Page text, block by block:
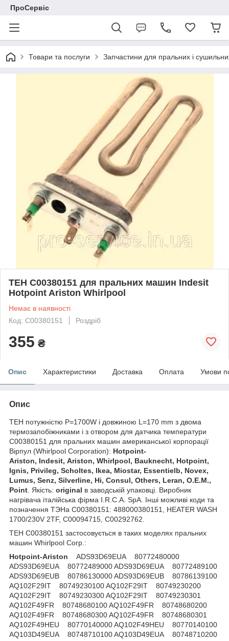
ПроСервіс
Товари та послуги Запчастини для пральних і
ТЕН C00380151 для пральних машин Indesit
Hotpoint Ariston Whirlpool
Немає в наявності
Код: C00380151
Роздріб
355 ₴
Опис Характеристики Доставка Оплата Умови
Опис
ТЕН потужністю P=1700W і довжиною L=170 mm з двома
термозапобіжниками і з отвором для датчика температури
C00380151 для пральних машин американської корпорації
Вірпул (Whirlpool Corporation): Hotpoint-
Ariston, Indesit, Ariston, Whirlpool, Bauknecht, Hotpoint,
Ignis, Privileg, Scholtes, Ikea, Miostar, Essentielb, Novex,
Lumus, Senz, Silverline, Hi, Consul, Others, Leran, O.E.M.,
Point . Якість: original в заводській упаковці. Виробник
нагрівача італійська фірма I.R.C.A. SpA. Інші можливі коди та
позначення ТЭНа C00380151: 488000380151, HEATER WASH
1700/230V 2TF, C00094715, C00292762.
ТЕН C00380151 застосовується в таких моделях пральних
машин Whirlpool Corp.:
Hotpoint-Ariston ADS93D69EUA 80772480000 ADS93D69EUA 80772489000 ADS93D69EUA 80772489100 ADS93D69EUB 80786130000 ADS93D69EUB 80786139100 AQ102F29IT 80749230100 AQ102F29IT 80749230200 AQ102F29IT 80749230300 AQ102F29IT 80749230301 AQ102F49FR 80748680100 AQ102F49FR 80748680200 AQ102F49FR 80748680300 AQ102F49FR 80748680301 AQ102F49HEU 80770140000 AQ102F49HEU 80770140100 AQ103D49EUA 80748710100 AQ103D49EUA 80748710200 AQ103D49EUB 80749350000 AQ103D49EUB 80749350100 AQ103D49EUB 80749350200 AQ103D49FR 80766640100 AQ103F49FR 769990838765 AQ103F49FR 80838760000 AQ103F49FR 80838760001 AQ103F49FR 80838760095 AQ103F49FR 80838760097 AQ103F69CEU 80776660100 AQ103F69EU 80766690100 AQ104D497SDEUBN 769991622981 AQ104D497SDEUBN 769991622982 AQ104D497SDEUBN 769991639091 AQ104D497SDEUBN 769991639092 AQ104D49EUB 769990786807 AQ104D49EUB 80786800000 AQ104D49EUB 80786800001 AQ104D49EUB 80786800002 AQ104D49EUB 80786800095 AQ104D49EUB 80786800097 AQ104F29EU 80858290100 AQ105D49DEUA 80808830100 AQ105D49DEUB 769990803511 AQ105D49DEUB 80803510000 AQ105D49DEUB 80803510300 AQ105D49DEUB 80803510301 AQ105D49DEUB 80803510400 AQ105D49DEUB 80803510495 AQ105D49DEUB 80803510500 AQ105D49DEUB 80803510597 AQ105D49DFR 80803530001 AQ105D69DEUA 80858380100 AQ105F29DIT 80827940000 AQ105F29DIT 80827940095 AQ106D49DIT 80892980100 AQ107D49DIT 61017450000 AQ107D49DIT 61017450097 AQ107D49DIT 769991017453 AQ107D49DIT 769991017454 AQ107D49DIT 769991017455 AQ111D49CIS 24829670000 AQ113D69EHA 80803500000 AQ113D69EUA 769990748721 AQ113D69EUA 769990748722 AQ113D69EUA 80748720100 AQ113D69EUA 80748720200 AQ113D69EUA 80748720300 AQ113D69EUA 80748720400 AQ113D69EUA 80748720495 AQ113D69EUA 80748720497 AQ113D69FR 769990766658 AQ113D69FR 769990766659 AQ113D69FR 80766650000 AQ113D69FR 80766650100 AQ113D69FR 80766650200 AQ113D69FR 80766650295 AQ113D69FR 80766650297 AQ114D497SDEUN 769991621521 AQ114D497SDEUN 769991621522 AQ114D497SDEUN 769991621523 AQ114D69DEUA 769990801666 AQ114D69DEUA 769990801667 AQ114D69DEUA 80801660000 AQ114D69DEUA 80801660095 AQ114D69DEUA 80801660097 AQ114D69DFR 80803520000 AQ114D69DIT 80827930000 AQ114D69DIT 80827930095 AQ116D49DIT 61017460000 AQ116D49DIT 61017460097 AQ116D49DIT 769991017463 AQ116D49DIT 769991017464 AQ116D49DIT 769991017465 AQ116D68SDEN 769991620271 AQ116D68SDEN 769991620272 AQ6D29UEUB 80621200000 AQ6L09UEU 80621180000 AQ70F05CIS 24770710000 AQ70F05ICIS 24770720000 AQ70L05CIS 24770730000 AQ72D09CIS 24770700000 AQ72D09CIS 24770700001 AQ72F49FR 61021940000 AQ72L09SEU 80830030000 AQ72L09SEU 80830030095 AQ73F49EU 80785160000 AQ73F49EU 80785160001 AQ7D297URU 80676090000 AQ7D29UCISL 24729780000 AQ7D29UCISL 24729780500 AQ7D29UCISL 24729780600 AQ7D29UEU1B 80621090100 AQ7D29UEU1B 80621090200 AQ7D29UEU1B 80621090300 AQ7D29UEU1B 80621098700 AQ7D29UEU1B 80621098701 AQ7D29UEU1B 80621098801 AQ7D49UCISL 24734540500 AQ7F057URU 80679310000 AQ7F05ICISL 24731160000 AQ7F05ICISL 24731160500 AQ7F05ICISL 24731160600 AQ7F05UCISL 24731150000 AQ7F05UCISL 24731150500 AQ7F05UCISL 24731150600 AQ7F05UCSI1 80621440100 AQ7F097URU 80672620000 AQ7F09UCISL 24731110000 AQ7F09UCISL 24731110500 AQ7F09UCISL 24731110600 AQ7F09UCSI1 80621430100 AQ7F09UEU 80615440000 AQ7F28ITK 80623340000 AQ7F293UEU 80738860000 AQ7F293UEU 80738860100 AQ7F293UEU 80738860200 AQ7F293UEU 80738868700 AQ7F293UEU 80738868701 AQ7F293UEU 80738868801 AQ7F29UEU 80615490000 AQ7F29UHEU 80621240000 AQ7F49UDE 80621010000 AQ7L057URU 80677460000 AQ7L05ITK 80623330000 AQ7L05ITK 80623330100 AQ7L05UCISL 24729790000 AQ7L05UCISL 24729790500 AQ7L05UCSI 80623160000 AQ7L05UEU 80621260000 AQ7L05UIT 80621450000 AQ7L092UEU 80738870000 AQ7L092UEU 80738870100 AQ7L092UEU 80738870200 AQ7L092UEU 80738878700 AQ7L092UEU 80738878701 AQ7L092UEU 80738878801 AQ7L093XEU 80743070000 AQ7L093XEU 80743070100 AQ7L09IIT 80695900000 AQ7L09IIT 80695900100 AQ7L09IIT 80695908700 AQ7L09IIT 80695908701 AQ7L09IIT 80695908801 AQ7L09UEU 80621100000 AQ7L25IEU 80621290200 AQ7L25UEU 80621020100 AQ7L25UIT 80621460000 AQ7L25XEU 80621340100 AQ7L29UEU 80621250000 AQ7L29UHIT 80621550100 AQ7L492UEU 80748950000 AQ7L492UEU 80748950001 AQ7L492UEU 80748950101 AQ7L49UEU 80621640000 AQ7L857URU 80679300000 AQ7L85UCSI 80623170000 AQ80F09CIS 24874770000 AQ80L09CIS 24874780000 AQ82D09CIS 24874760000 AQ82D09CIS 24874760095 AQ82F29FR 80786590000 AQ82F29FR 80786590001 AQ82F49FR 80786610000 AQ82L09CTK 80785120000 AQ82L09CTK 80785120001 AQ82L09CTK 80785120095 AQ82L09IT 80785060000 AQ82L09IT 80785060001 AQ82L29FR 80786580000 AQ82L29FR 80786580001 AQ82L49FR 80786600000 AQ83D29CTK 80785740000 AQ83D29EUB 769990785136 AQ83D29EUB 80785130000 AQ83D29EUB 80785130001 AQ83D29EUB 80785130095 AQ83D29EUB 80785130097 AQ83D29XEUB 80785750000 AQ83D29XEUB 80785750001 AQ83F09EU 80785070000 AQ83F29CEU 80785090000 AQ83F29CTK 80827950000 AQ83F29EU 80785080000 AQ83F29EU 80785080001 AQ83F29EU 80871940000 AQ83F29FR 769990888723 AQ83F29FR 80888720100 AQ83F29FR 80888720197 AQ83F29IT 80785730000 AQ83F29IT 80785730001 AQ83F29IT 80785730095 AQ83F49EU 80785150000 AQ83F49EU 80785150001 AQ83F49EU 80785150095 AQ83L09EU 80785100000 AQ83L09EU 80785100100 AQ83L09EU 80785100195 AQ83L09IT 769990858264 AQ83L09IT 80858260100 AQ83L09IT 80858260195 AQ83L09IT 80858260197 AQ83L09TK 80889460100 AQ83L09TK 80889460197 AQ83L29FR 80838740000 AQ83L29FR 80838740095 AQ83L49FR 80839320000 AQ86F29IT 61017420000 AQ86F29IT 61017420097 AQ86F29IT 769991017423 AQ8D292UTK 80748510000 AQ8D69UEUB 80621060000 AQ8F09UEU 80615530000 AQ8F292UEU 80743090000 AQ8F292UEU 80743090100 AQ8F292UEU 80743098700 AQ8F292UEU 80743098701 AQ8F292UEU 80743098801 AQ8F292UIT 80691790100 AQ8F292UIT 80691790187 AQ8F292UIT 80691790200 AQ8F292UIT 80691798700 AQ8F292UIT 80691798701 AQ8F292UIT 80691798801 AQ8F297UHRU 80692690000 AQ8F29UEU 80621070000 AQ8F29UEUC 80717010000 AQ8F29UFR 80623070000 AQ8F29UFR 80623070100 AQ8F29UFR 80623078700 AQ8F29UFR 80623078701 AQ8F29UHEU1 80621400100 AQ8F29UHEU1 80621400200 AQ8F29UHEU1 80621400300 AQ8F29UHEU1 80621400400 AQ8F29UHEU1 80621400500 AQ8F29UHEU1 80621408700 AQ8F29UHEU1 80621408701 AQ8F29UTK 80693530000 AQ8F29XFR 80622990000 AQ8F29XFR 80622990100 AQ8F29XFR 80622998700 AQ8F29XFR 80622998701 AQ8F492UEU 80693540000 AQ8F492UEU 80693540100 AQ8F492UEU 80693548700 AQ8F492UEU 80693548800 AQ8F492UFR 80693110100 AQ8F492UFR 80693118700 AQ8F492UFR 80693118800 AQ8F49UEU 80621160100 AQ8F49UFR 80623060000 AQ8F49USK 80621000000 AQ8F49XFR 80622970000 AQ8L092UEU 80732380000 AQ8L092UEU 80732380100 AQ8L092UEU 80732388700 AQ8L092UEU 80732388701 AQ8L092UEU 80732388801 AQ8L092UIT 80691770100 AQ8L092UIT 80691770200 AQ8L092UIT 80691778700 AQ8L092UIT 80691778701 AQ8L092UIT 80691778801 AQ8L092UTK 80748500000 AQ8L09IIT 80695890000 AQ8L09UEU 80621170100 AQ8L09UIT 80621530000 AQ8L09UTK 80693560000 AQ8L292UEU 80738850000 AQ8L292UEU 80738850100 AQ8L292UEU 80738858700 AQ8L292UEU 80738858701 AQ8L292UEU 80738858801 AQ8L29UEU 80621280000 AQ8L29UFR 80623090000 AQ8L29UFR 80623090100 AQ8L29UFR 80623098700 AQ8L29UFR 80623098701 AQ8L29UIT 80621540000 AQ8L492UFR 80693100100 AQ8L49UFR 80623080000 AQ90D29CIS 61009500000 AQ91D29CIS 24829460000 AQ91F09CIS 24831010000 AQ92F09IT 80749280000 AQ92F09IT 80749280001 AQ92F09IT 80786880000 AQ92F09IT 80786880100 AQ92F09IT 80786880101 AQ92F29EU 80827960000 AQ92F29FR 80748670000 AQ92F29FR 80748670001 AQ92F29FR 80748670100 AQ92F29FR 80786620000 AQ92F29FR 80786620001 AQ92F29HIT 80770150000 AQ92F29HIT 80770150100 AQ92F29IT 80749290000 AQ92F29IT 80749290001 AQ92F29IT 80786870000 AQ92F29IT 80786870001 AQ92F49FR 80786640000 AQ92F49FR 80786640001 AQ93D29SCTK 80771510100 AQ93D29SCTK 80771519000 AQ93D49EUA 80749240100 AQ93D49EUA 80749240200 AQ93D49EUA 80749240300 AQ93D49EUA 80749240301 AQ93D49EUA 80749240302 AQ93D49EUA 80749240395 AQ93F29EU 80766810000 AQ93F29EU 80766810100 AQ93F29EU 80766810200 AQ93F29EU 80766810201 AQ93F29FR 80838750000 AQ93F29FR 80838750095 AQ93F29FR 80838750096 AQ93F29IT 80858390100 AQ93F29IT 80858390196 AQ93F29IT 80892990100 AQ93F29IT 80892990197 AQ93F29TK 80858300100 AQ93F29TK 80858300195 AQ93F29TK 80858300196 AQ93F29XEU 769990766828 AQ93F29XEU 80766820000 AQ93F29XEU 80766820100 AQ93F29XEU 80766820200 AQ93F29XEU 80766820201 AQ93F29XEU 80766820295 AQ93F29XEU 80766820296 AQ93F29XEU 80766820396 AQ93F29XTK 769990858324 AQ93F29XTK 80858320100 AQ93F29XTK 80858320196 AQ93F49FR 769990858374 AQ93F49FR 80858370195 AQ93F49FR 80858370197 AQ93F69EU 80766680000 AQ93F69EU 80766680100 AQ93F69EU 80766689000 AQ93F69EU 80766689095 AQ93L29EU 80766830100 AQ94D497SDEUBN 769991618661 AQ94D497SDEUBN 769991618662 AQ94D49DIT 80829470000 AQ94D49DIT 80829470001 AQ94D49DIT 80829470095 AQ94F29DEU 80845990000 AQ94F29DEU 80845990100 AQ94F29DEU 80845990200 AQ94F29DEU 80845990296 AQ94F29DEU 80845990297 AQ96F29IT 61017430000 AQ96F29IT 61017430097 AQ96F29IT 769991017433 AQ97D49DIT 61017440000 AQ97D49DIT 61017440097 AQ97D49DIT 769991017443 AQ97D49DIT 769991017444 AQ97D49DIT 769991017445 AQ9D48XEUA 80621330100 AQ9D48XEUB 80621030000